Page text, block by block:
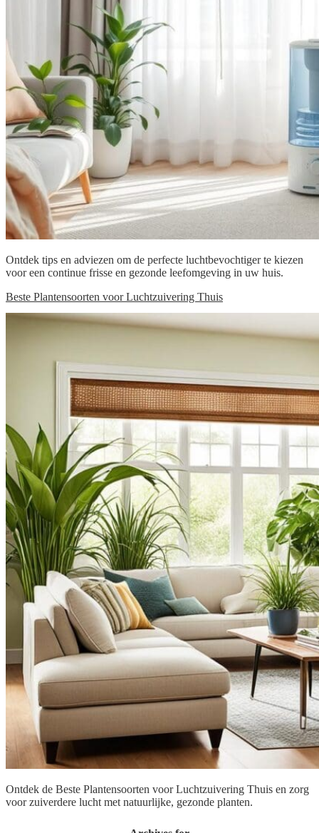
Ontdek tips en adviezen om de perfecte luchtbevochtiger te kiezen
voor een continue frisse en gezonde leefomgeving in uw huis.
Beste Plantensoorten voor Luchtzuivering Thuis
Ontdek de Beste Plantensoorten voor Luchtzuivering Thuis en zorg
voor zuiverdere lucht met natuurlijke, gezonde planten.